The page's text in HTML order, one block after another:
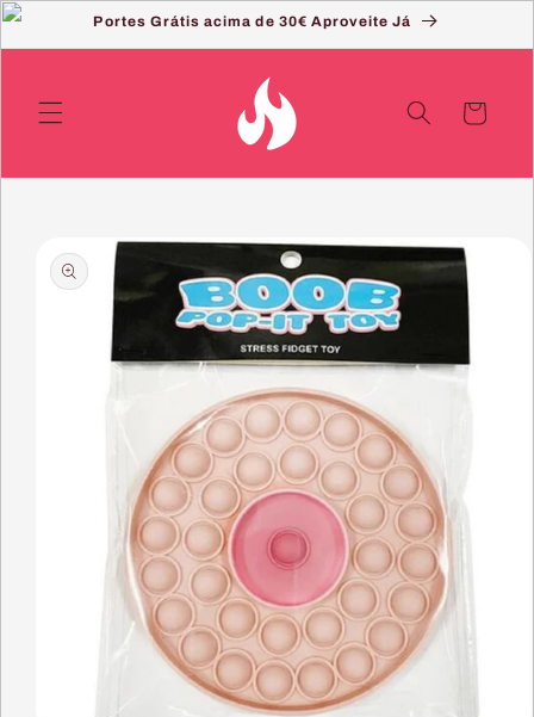
Saltar
conteúdo
Portes Grátis acima de 30€ Aproveite Já
Carrinho
para a
informação
do produto